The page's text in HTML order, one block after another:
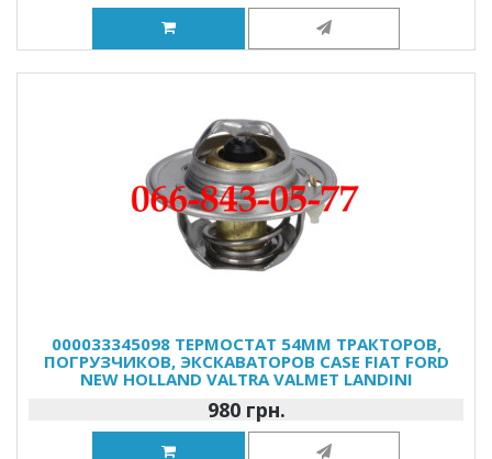
000033345098 ТЕРМОСТАТ 54ММ ТРАКТОРОВ,
ПОГРУЗЧИКОВ, ЭКСКАВАТОРОВ CASE FIAT FORD
NEW HOLLAND VALTRA VALMET LANDINI
980 грн.